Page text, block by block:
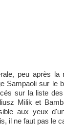
Sampaoli sur le
sur la liste
Milik et
aux yeux
il ne faut pas le